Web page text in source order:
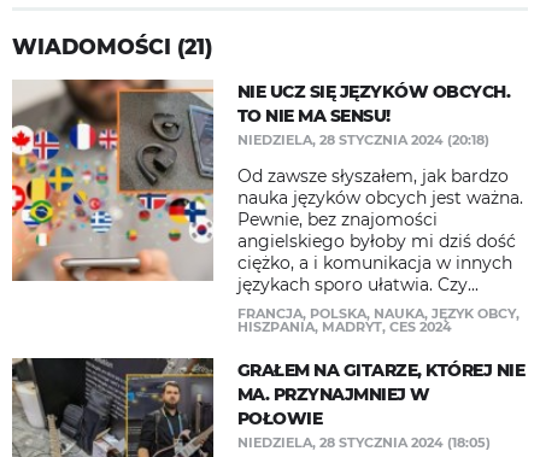
WIADOMOŚCI (21)
NIE UCZ SIĘ JĘZYKÓW OBCYCH.
TO NIE MA SENSU!
NIEDZIELA, 28 STYCZNIA 2024 (20:18)
Od zawsze słyszałem, jak bardzo
nauka języków obcych jest ważna.
Pewnie, bez znajomości
angielskiego byłoby mi dziś dość
ciężko, a i komunikacja w innych
językach sporo ułatwia. Czy...
FRANCJA, POLSKA, NAUKA, JĘZYK OBCY,
HISZPANIA, MADRYT, CES 2024
GRAŁEM NA GITARZE, KTÓREJ NIE
MA. PRZYNAJMNIEJ W
POŁOWIE
NIEDZIELA, 28 STYCZNIA 2024 (18:05)